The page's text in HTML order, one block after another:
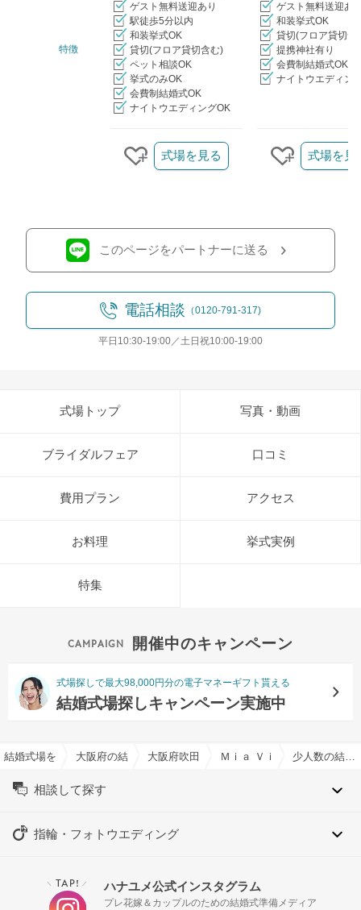
特徴
ゲスト無料送迎あり
駅徒歩5分以内
和装挙式OK
貸切(フロア貸切含む)
ペット相談OK
挙式のみOK
会費制結婚式OK
ナイトウエディングOK
ゲスト無料送迎あ
和装挙式OK
貸切(フロア貸切含
提携神社有り
会費制結婚式OK
ナイトウエディン
クリップする
式場を見る
クリップす
式場を見
このページをパートナーに送る
電話相談 （0120-791-317)
平日10:30-19:00／土日祝10:00-19:00
式場トップ 写真・動画
ブライダルフェア 口コミ
費用プラン アクセス
お料理 挙式実例
特集
開催中のキャンペーン
式場探しで最大98,000円分の電子マネーギフト貰える
結婚式場探しキャンペーン実施中
結婚式場を探すならハナユメ
大阪府の結婚式場一覧大阪府吹田市の結婚式場一覧Ｍｉａ Ｖｉａ（ミア ヴィア
少人数の結婚式特集
相談して探す
指輪・フォトウエディング
＼ TAP! ／ ハナユメ公式インスタグラム
プレ花嫁＆カップルのための結婚式準備メディア